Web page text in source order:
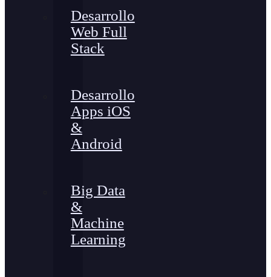
Desarrollo
Web Full
Stack
Desarrollo
Apps iOS
&
Android
Big Data
&
Machine
Learning